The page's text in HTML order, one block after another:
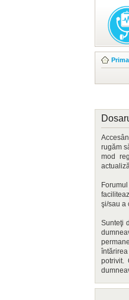
rugăm
mod
şi/sau a
Sunteţi
potrivit.